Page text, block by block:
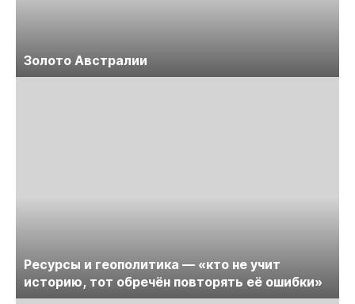
Золото Австралии
Ресурсы и геополитика — «кто не учит
историю, тот обречён повторять её ошибки»